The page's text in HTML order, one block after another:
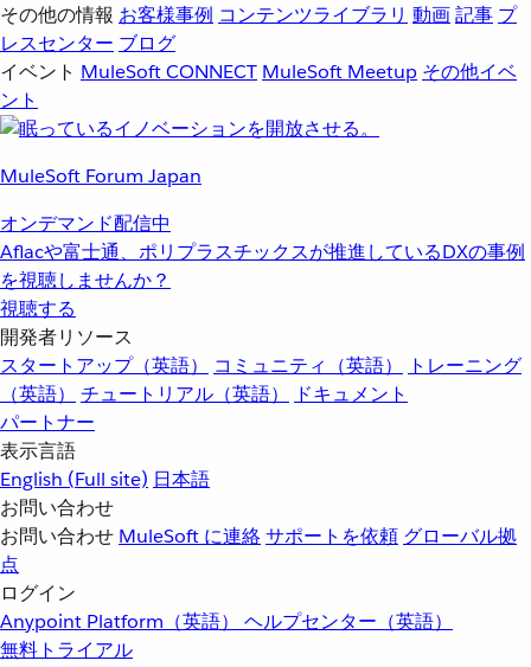
その他の情報 お客様事例 コンテンツライブラリ 動画記事 プ
レスセンター ブログ
イベント MuleSoft CONNECT MuleSoft Meetup その他イベ
ント
MuleSoft Forum Japan
オンデマンド配信中
Aflacや富士通、ポリプラスチックスが推進しているDXの事例
を視聴しませんか？
視聴する
開発者リソース
スタートアップ（英語）
コミュニティ（英語）
トレーニング
（英語）
チュートリアル（英語）
ドキュメント
パートナー
表示言語
English (Full site) 日本語
お問い合わせ
お問い合わせ MuleSoft に連絡サポートを依頼 グローバル拠
点
ログイン
Anypoint Platform（英語） ヘルプセンター（英語）
無料トライアル